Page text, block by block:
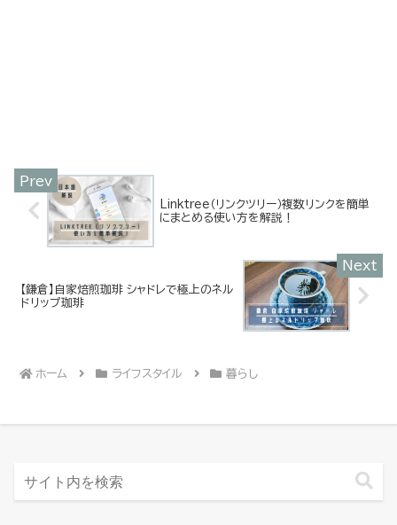
Linktree（リンクツリー）複数リンクを簡単
にまとめる使い方を解説！
【鎌倉】自家焙煎珈琲 シャドレで極上のネル
ドリップ珈琲
ホーム ライフスタイル 暮らし